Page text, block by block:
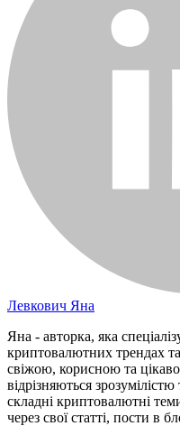
Левкович Яна
Яна - авторка, яка
криптовалютних трендах
свіжою, корисною та
відрізняються
складні криптовалютні
через свої статті, пости в